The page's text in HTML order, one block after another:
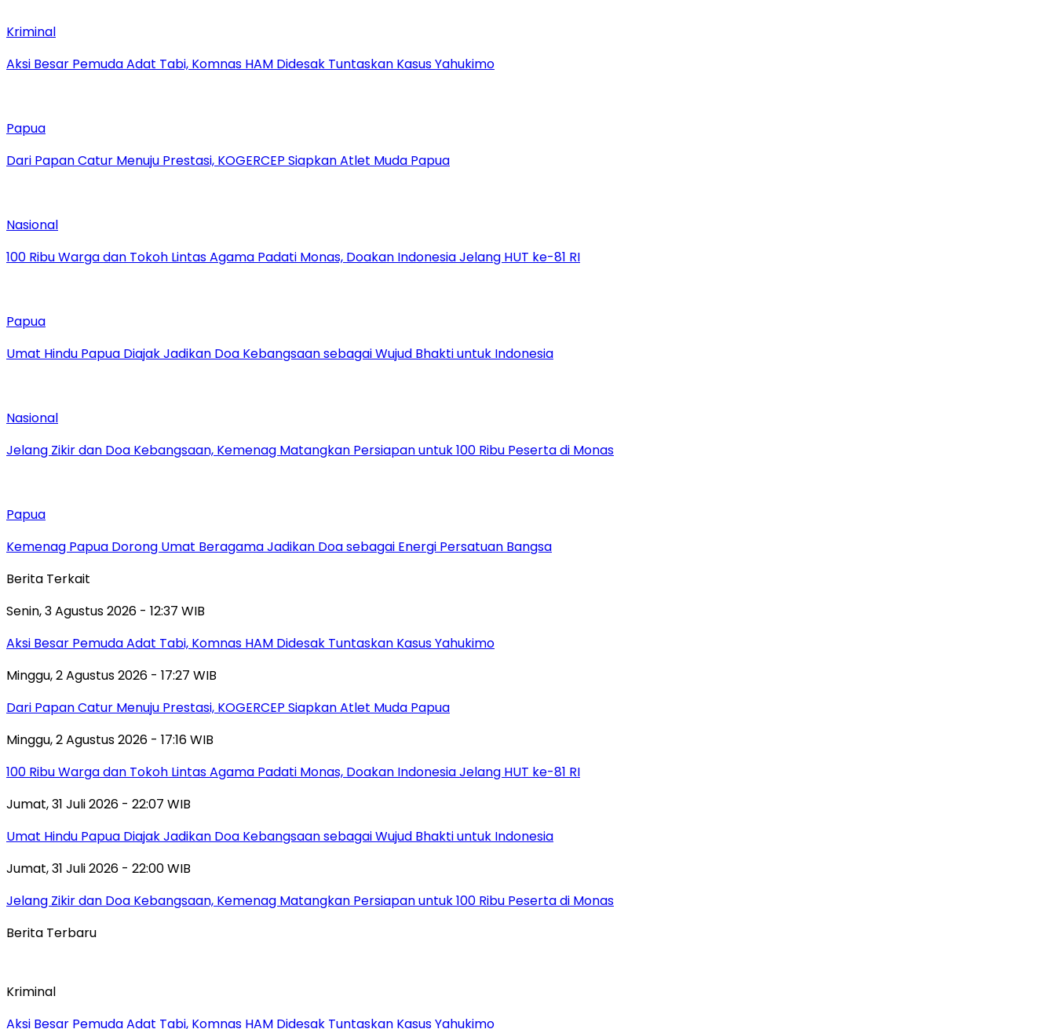
Kriminal
Aksi Besar Pemuda Adat Tabi, Komnas HAM Didesak Tuntaskan Kasus Yahukimo
Papua
Dari Papan Catur Menuju Prestasi, KOGERCEP Siapkan Atlet Muda Papua
Nasional
100 Ribu Warga dan Tokoh Lintas Agama Padati Monas, Doakan Indonesia Jelang HUT ke-81 RI
Papua
Umat Hindu Papua Diajak Jadikan Doa Kebangsaan sebagai Wujud Bhakti untuk Indonesia
Nasional
Jelang Zikir dan Doa Kebangsaan, Kemenag Matangkan Persiapan untuk 100 Ribu Peserta di Monas
Papua
Kemenag Papua Dorong Umat Beragama Jadikan Doa sebagai Energi Persatuan Bangsa
Berita Terkait
Senin, 3 Agustus 2026 - 12:37 WIB
Aksi Besar Pemuda Adat Tabi, Komnas HAM Didesak Tuntaskan Kasus Yahukimo
Minggu, 2 Agustus 2026 - 17:27 WIB
Dari Papan Catur Menuju Prestasi, KOGERCEP Siapkan Atlet Muda Papua
Minggu, 2 Agustus 2026 - 17:16 WIB
100 Ribu Warga dan Tokoh Lintas Agama Padati Monas, Doakan Indonesia Jelang HUT ke-81 RI
Jumat, 31 Juli 2026 - 22:07 WIB
Umat Hindu Papua Diajak Jadikan Doa Kebangsaan sebagai Wujud Bhakti untuk Indonesia
Jumat, 31 Juli 2026 - 22:00 WIB
Jelang Zikir dan Doa Kebangsaan, Kemenag Matangkan Persiapan untuk 100 Ribu Peserta di Monas
Berita Terbaru
Kriminal
Aksi Besar Pemuda Adat Tabi, Komnas HAM Didesak Tuntaskan Kasus Yahukimo